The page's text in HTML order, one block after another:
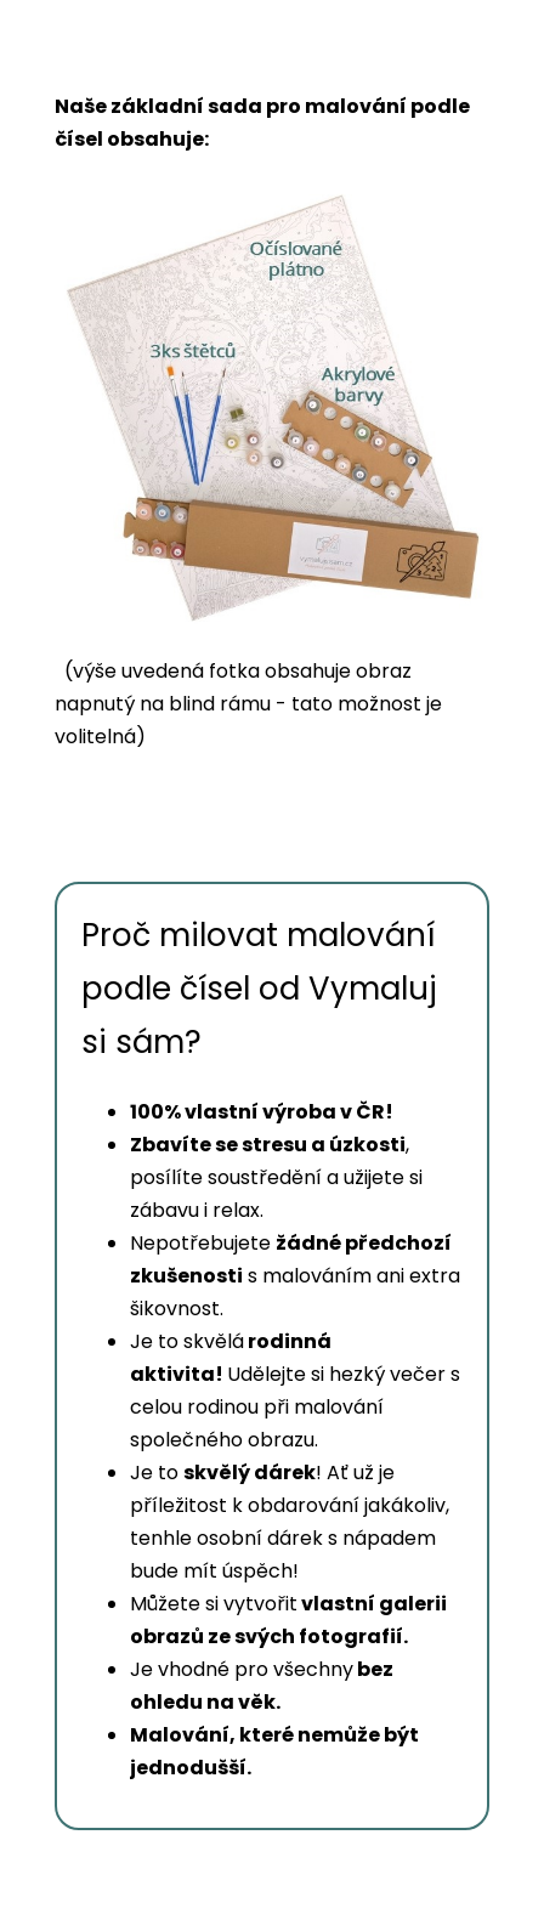
Naše základní sada pro malování podle
čísel obsahuje:
(výše uvedená fotka obsahuje obraz
napnutý na blind rámu - tato možnost je
volitelná)
Proč milovat malování
podle čísel od Vymaluj
si sám?
100% vlastní výroba v ČR!
Zbavíte se stresu a úzkosti,
posílíte soustředění a užijete si
zábavu i relax.
Nepotřebujete žádné předchozí
zkušenosti s malováním ani extra
šikovnost.
Je to skvělárodinná
aktivita! Udělejte si hezký večer s
celou rodinou při malování
společného obrazu.
Je toskvělý dárek! Ať už je
příležitost k obdarování jakákoliv,
tenhle osobní dárek s nápadem
bude mít úspěch!
Můžete si vytvořitvlastní galerii
obrazů ze svých fotografií.
Je vhodné pro všechnybez
ohledu na věk.
Malování, které nemůže být
jednodušší.